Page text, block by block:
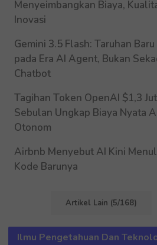
Menyeimbangkan Biaya,
Inovasi
Gemini 3.5 Flash: Taruhan
pada Era AI Agent, Bukan
Chatbot
Tagihan Token OpenAI $1,3
Sebulan Ungkap Biaya Nyata
Otonom
Airbnb Menyebut AI Kini
Kode Barunya
Artikel Lain (5/168)
Ilmu Pengetahuan Dan